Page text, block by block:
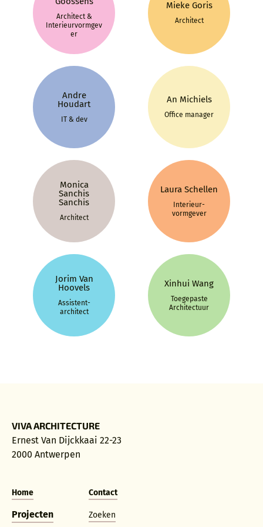
Architect &
Interieurvormgev
er
Mieke Goris
Architect
Andre
Houdart
IT & dev
An Michiels
Office manager
Monica
Sanchis
Sanchis
Architect
Laura Schellen
Interieur­
vormgever
Jorim Van
Hoovels
Assistent-
architect
Xinhui Wang
Toegepaste
Architectuur
VIVA ARCHITECTURE
Ernest Van Dijckkaai 22-23
2000 Antwerpen
Home
Projecten
Contact
Zoeken